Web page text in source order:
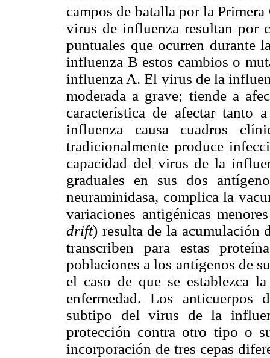
campos de batalla por la
virus de influenza resultan por
puntuales que ocurren durante
influenza B estos cambios o
influenza A. El virus de la
moderada a grave; tiende a
característica de afectar
influenza causa cuadros
tradicionalmente produce
capacidad del virus de la
graduales en sus dos
neuraminidasa, complica la
variaciones antigénicas
drift) resulta de la acumulación
transcriben para estas
poblaciones a los antígenos de
el caso de que se establezca
enfermedad. Los
subtipo del virus de la
protección contra otro tipo o
incorporación de tres cepas